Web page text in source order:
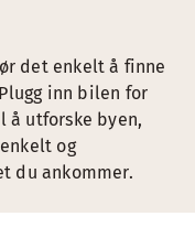
det enkelt å finne
inn bilen for
å utforske byen,
og
du ankommer.